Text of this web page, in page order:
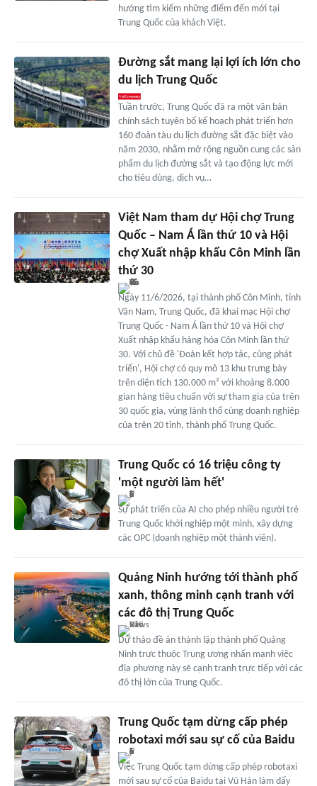
hướng tìm kiếm những điểm đến mới tại
Trung Quốc của khách Việt.
Đường sắt mang lại lợi ích lớn cho
du lịch Trung Quốc
Tuần trước, Trung Quốc đã ra một văn bản
chính sách tuyên bố kế hoạch phát triển hơn
160 đoàn tàu du lịch đường sắt đặc biệt vào
năm 2030, nhằm mở rộng nguồn cung các sản
phẩm du lịch đường sắt và tạo động lực mới
cho tiêu dùng, dịch vụ…
Việt Nam tham dự Hội chợ Trung
Quốc – Nam Á lần thứ 10 và Hội
chợ Xuất nhập khẩu Côn Minh lần
thứ 30
Ngày 11/6/2026, tại thành phố Côn Minh, tỉnh
Vân Nam, Trung Quốc, đã khai mạc Hội chợ
Trung Quốc - Nam Á lần thứ 10 và Hội chợ
Xuất nhập khẩu hàng hóa Côn Minh lần thứ
30. Với chủ đề 'Đoàn kết hợp tác, cùng phát
triển', Hội chợ có quy mô 13 khu trưng bày
trên diện tích 130.000 m² với khoảng 8.000
gian hàng tiêu chuẩn với sự tham gia của trên
30 quốc gia, vùng lãnh thổ cùng doanh nghiệp
của trên 20 tỉnh, thành phố Trung Quốc.
Trung Quốc có 16 triệu công ty
'một người làm hết'
Sự phát triển của AI cho phép nhiều người trẻ
Trung Quốc khởi nghiệp một mình, xây dựng
các OPC (doanh nghiệp một thành viên).
Quảng Ninh hướng tới thành phố
xanh, thông minh cạnh tranh với
các đô thị Trung Quốc
Dự thảo đề án thành lập thành phố Quảng
Ninh trực thuộc Trung ương nhấn mạnh việc
địa phương này sẽ cạnh tranh trực tiếp với các
đô thị lớn của Trung Quốc.
Trung Quốc tạm dừng cấp phép
robotaxi mới sau sự cố của Baidu
Việc Trung Quốc tạm dừng cấp phép robotaxi
mới sau sự cố của Baidu tại Vũ Hán làm dấy